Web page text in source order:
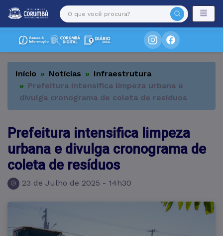
Início Notícias
Infraestrutura
Prefeitura intensifica limpeza urbana e
divulga cronograma de coleta de resíduos
Prefeitura intensifica limpeza
urbana e divulga cronograma de
coleta de resíduos
23 de Julho de 2025 - 14h30